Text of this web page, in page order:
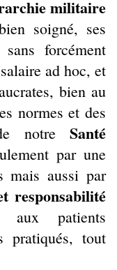
militaire
soigné, ses
forcément
ad hoc, et
bien au
normes et des
notre Santé
par une
mais aussi par
responsabilité
aux patients
pratiqués, tout